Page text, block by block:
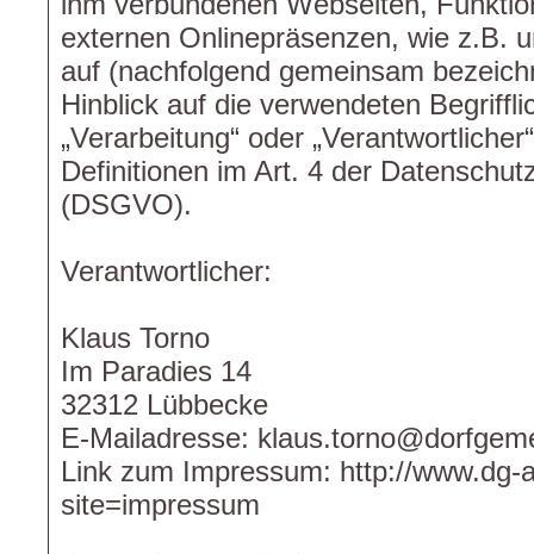
externen Onlinepräsenzen, wie z.B.
auf (nachfolgend gemeinsam
Hinblick auf die verwendeten
„Verarbeitung“ oder
Definitionen im Art. 4 der
(DSGVO).
Verantwortlicher:
Klaus Torno
Im Paradies 14
32312 Lübbecke
E-Mailadresse:
Link zum Impressum: http://www.dg-
site=impressum